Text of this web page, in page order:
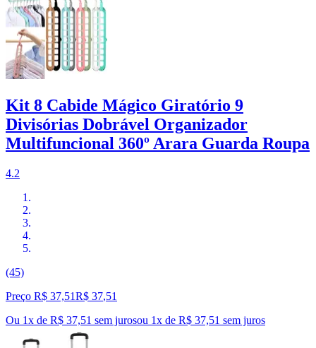
Kit 8 Cabide Mágico Giratório 9
Divisórias Dobrável Organizador
Multifuncional 360º Arara Guarda Roupa
4.2
(45)
Preço R$ 37,51R$ 37,51
Ou 1x de R$ 37,51 sem jurosou 1x de R$ 37,51 sem juros